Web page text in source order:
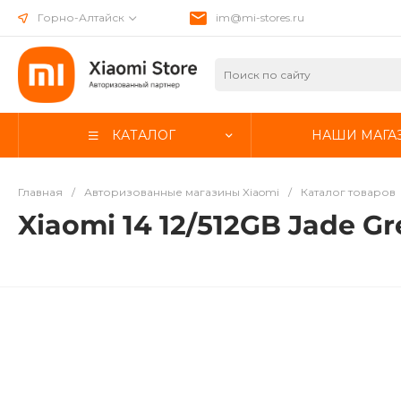
Горно-Алтайск im@mi-stores.ru
КАТАЛОГ НАШИ
Главная / Авторизованные магазины Xiaomi / Каталог товаров
Xiaomi 14 12/512GB Jade